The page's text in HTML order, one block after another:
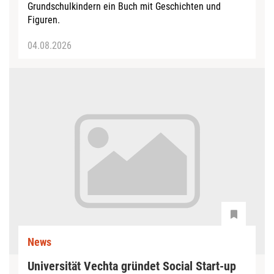
Grundschulkindern ein Buch mit Geschichten und
Figuren.
04.08.2026
News
Universität Vechta gründet Social Start-up